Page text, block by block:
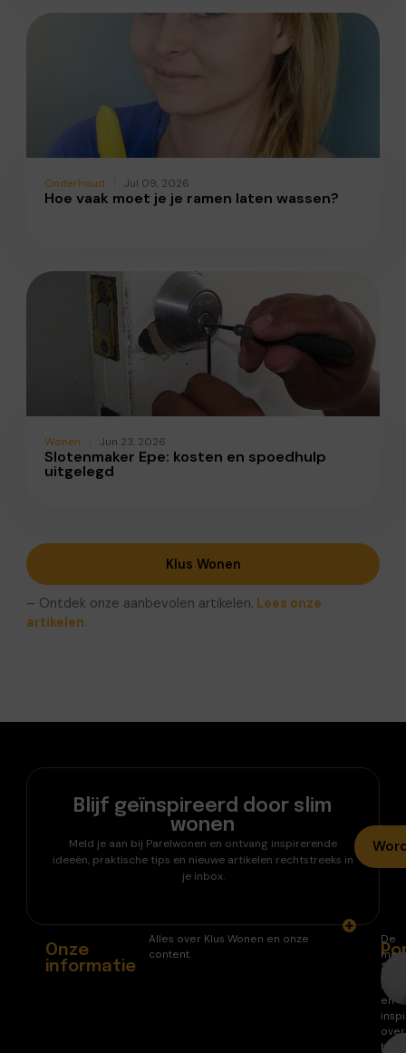
Onderhoud Jul 09, 2026
Hoe vaak moet je je ramen laten wassen?
Wonen Jun 23, 2026
Slotenmaker Epe: kosten en spoedhulp
uitgelegd
Klus Wonen
– Ontdek onze aanbevolen artikelen. Lees onze
artikelen.
Blijf geïnspireerd door slim
wonen
Meld je aan bij Parelwonen en ontvang inspirerende
ideeën, praktische tips en nieuwe artikelen rechtstreeks in
je inbox.
Onze
informatie
Alles over Klus Wonen en onze
content.
De
en
over
huis